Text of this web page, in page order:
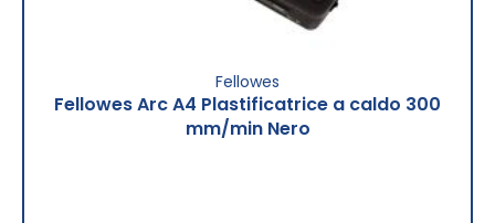
Fellowes
Fellowes Arc A4 Plastificatrice a caldo 300
mm/min Nero